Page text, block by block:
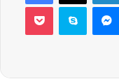
Pocket Skype